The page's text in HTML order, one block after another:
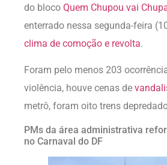
do bloco Quem Chupou vai
enterrado nessa segunda-feira
clima de comoção e revolta.
Foram pelo menos 203
violência, houve cenas de
metrô, foram oito trens
PMs da área administrativa
no Carnaval do DF